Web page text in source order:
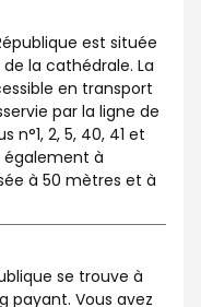
est située
la cathédrale. La
en transport
par la ligne de
n°1, 2, 5, 40, 41 et
également à
à 50 mètres et à
se trouve à
payant. Vous avez